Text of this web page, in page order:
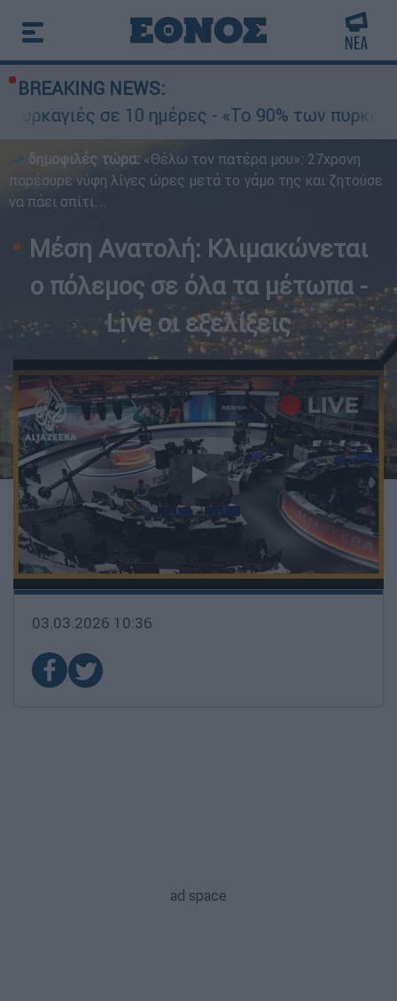
BREAKING NEWS:
10 ημέρες - «Το 90% των πυρκαγιών
δημοφιλές τώρα: «Θέλω τον πατέρα μου»: 27χρονη
παρέσυρε νύφη λίγες ώρες μετά το γάμο της και ζητούσε
να πάει σπίτι...
Μέση Ανατολή: Κλιμακώνεται
ο πόλεμος σε όλα τα μέτωπα -
Live οι εξελίξεις
Youtube Live Player
-
03.03.2026 10:36